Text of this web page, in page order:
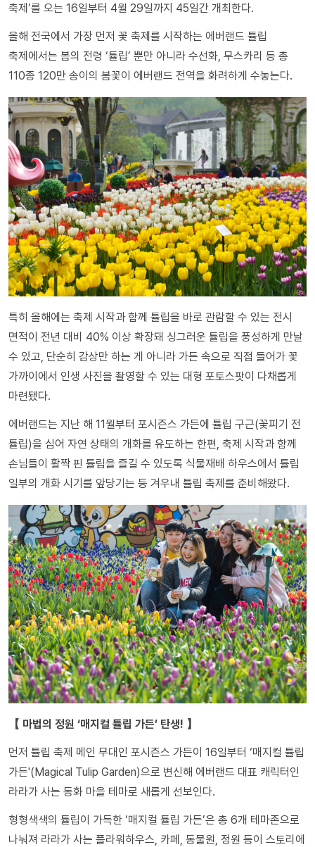
축제’를 오는 16일부터 4월 29일까지 45일간 개최한다.
올해 전국에서 가장 먼저 꽃 축제를 시작하는 에버랜드 튤립
축제에서는 봄의 전령 ‘튤립’ 뿐만 아니라 수선화, 무스카리 등 총
110종 120만 송이의 봄꽃이 에버랜드 전역을 화려하게 수놓는다.
특히 올해에는 축제 시작과 함께 튤립을 바로 관람할 수 있는 전시
면적이 전년 대비 40% 이상 확장돼 싱그러운 튤립을 풍성하게 만날
수 있고, 단순히 감상만 하는 게 아니라 가든 속으로 직접 들어가 꽃
가까이에서 인생 사진을 촬영할 수 있는 대형 포토스팟이 다채롭게
마련됐다.
에버랜드는 지난 해 11월부터 포시즌스 가든에 튤립 구근(꽃피기 전
튤립)을 심어 자연 상태의 개화를 유도하는 한편, 축제 시작과 함께
손님들이 활짝 핀 튤립을 즐길 수 있도록 식물재배 하우스에서 튤립
일부의 개화 시기를 앞당기는 등 겨우내 튤립 축제를 준비해왔다.
【 마법의 정원 ‘매지컬 튤립 가든’ 탄생! 】
먼저 튤립 축제 메인 무대인 포시즌스 가든이 16일부터 ‘매지컬 튤립
가든'(Magical Tulip Garden)으로 변신해 에버랜드 대표 캐릭터인
라라가 사는 동화 마을 테마로 새롭게 선보인다.
형형색색의 튤립이 가득한 ‘매지컬 튤립 가든’은 총 6개 테마존으로
나눠져 라라가 사는 플라워하우스, 카페, 동물원, 정원 등이 스토리에